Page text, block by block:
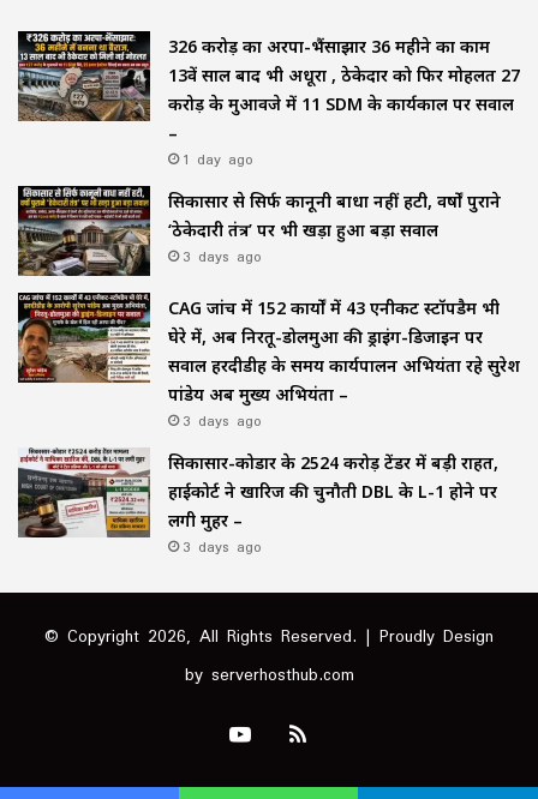
₹326 करोड़ का अरपा-भैंसाझार 36 महीने का काम
13वें साल बाद भी अधूरा , ठेकेदार को फिर मोहलत ₹27
करोड़ के मुआवजे में 11 SDM के कार्यकाल पर सवाल
–
1 day ago
सिकासार से सिर्फ कानूनी बाधा नहीं हटी, वर्षों पुराने
‘ठेकेदारी तंत्र’ पर भी खड़ा हुआ बड़ा सवाल
3 days ago
CAG जांच में 152 कार्यों में 43 एनीकट स्टॉपडैम भी
घेरे में, अब निरतू-डोलमुआ की ड्राइंग-डिजाइन पर
सवाल हरदीडीह के समय कार्यपालन अभियंता रहे सुरेश
पांडेय अब मुख्य अभियंता –
3 days ago
सिकासार-कोडार के ₹2524 करोड़ टेंडर में बड़ी राहत,
हाईकोर्ट ने खारिज की चुनौती DBL के L-1 होने पर
लगी मुहर –
3 days ago
© Copyright 2026, All Rights Reserved. | Proudly Design
by serverhosthub.com
YouTube
RSS